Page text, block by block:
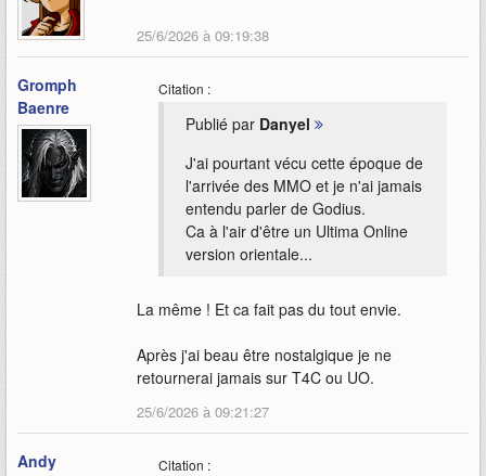
25/6/2026 à 09:19:38
Gromph
Baenre
Citation :
Publié par Danyel
J'ai pourtant vécu cette époque de
l'arrivée des MMO et je n'ai jamais
entendu parler de Godius.
Ca à l'air d'être un Ultima Online
version orientale...
La même ! Et ca fait pas du tout envie.
Après j'ai beau être nostalgique je ne
retournerai jamais sur T4C ou UO.
25/6/2026 à 09:21:27
Andy Citation :